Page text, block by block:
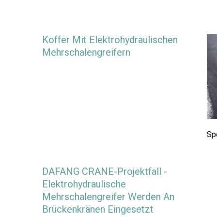
Koffer Mit Elektrohydraulischen
Mehrschalengreifern
DAFANG CRANE-Projektfall -
Elektrohydraulische
Mehrschalengreifer Werden An
Brückenkränen Eingesetzt